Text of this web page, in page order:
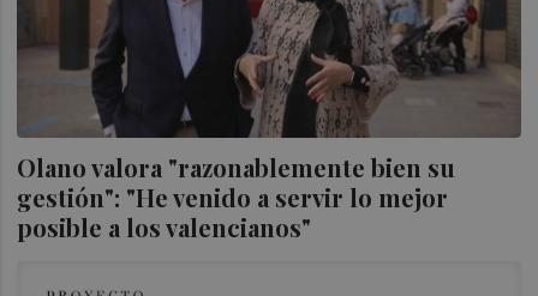
Olano valora "razonablemente bien su
gestión": "He venido a servir lo mejor
posible a los valencianos"